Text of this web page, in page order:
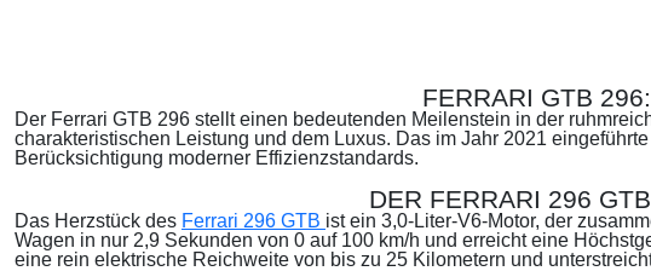
FERRARI GTB 296
Der Ferrari GTB 296 stellt einen bedeutenden Meilenstein in der
charakteristischen Leistung und dem Luxus. Das im Jahr 2021
Berücksichtigung moderner Effizienzstandards.
DER FERRARI 296
Das Herzstück des Ferrari 296 GTB ist ein 3,0-Liter-V6-Motor, der
Wagen in nur 2,9 Sekunden von 0 auf 100 km/h und erreicht eine
eine rein elektrische Reichweite von bis zu 25 Kilometern und